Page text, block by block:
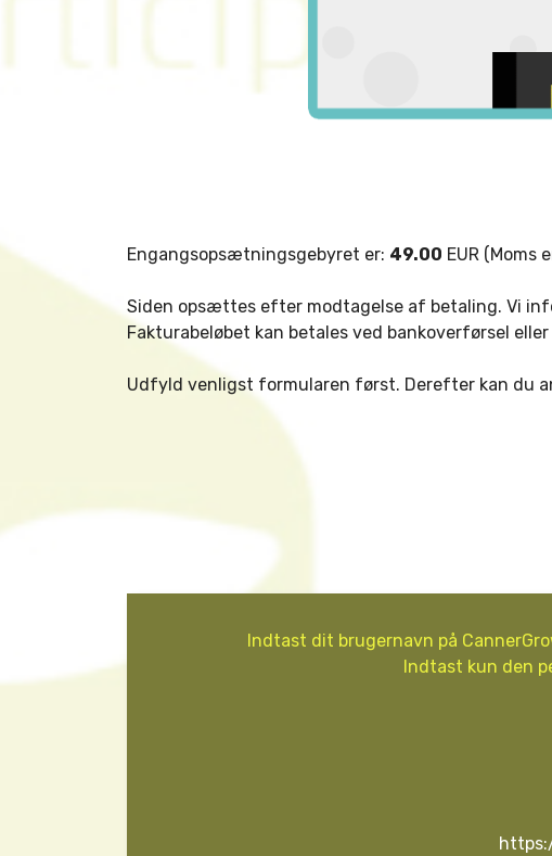
Engangsopsætningsgebyret er: 49.00 EUR (Moms
Siden opsættes efter modtagelse af betaling. Vi
Fakturabeløbet kan betales ved bankoverførsel eller
Udfyld venligst formularen først. Derefter kan du
Indtast dit brugernavn på
Indtast kun den